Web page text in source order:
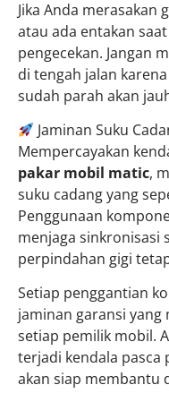
Jika Anda merasakan
atau ada entakan
pengecekan. Jangan
di tengah jalan
sudah parah akan
Jaminan Suku
Mempercayakan
pakar mobil matic,
suku cadang yang
Penggunaan
menjaga sinkronisasi
perpindahan gigi
Setiap penggantian
jaminan garansi
setiap pemilik mobil.
terjadi kendala pasca
akan siap membantu